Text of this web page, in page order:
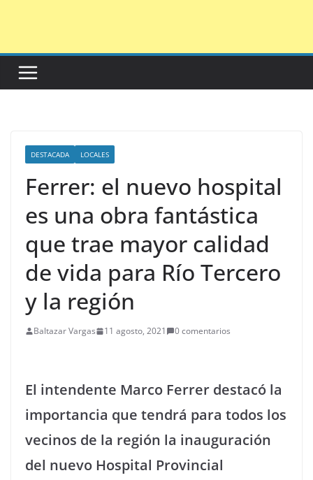
DESTACADA LOCALES
Ferrer: el nuevo hospital
es una obra fantástica
que trae mayor calidad
de vida para Río Tercero
y la región
Baltazar Vargas 11 agosto, 2021 0 comentarios
El intendente Marco Ferrer destacó la
importancia que tendrá para todos los
vecinos de la región la inauguración
del nuevo Hospital Provincial